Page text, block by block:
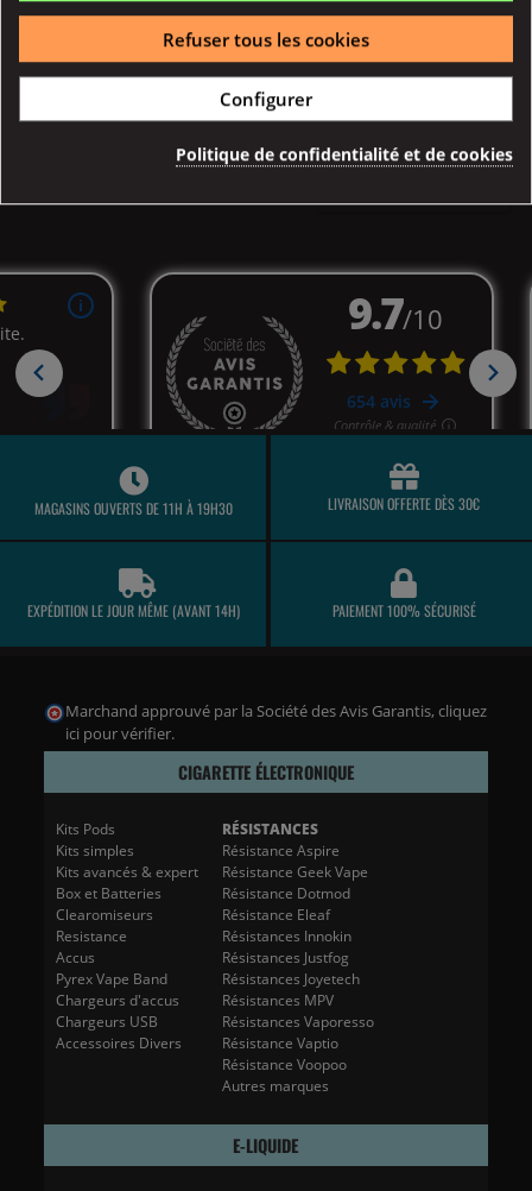
Détail
Détail
MAGASINS OUVERTS DE 11H À 19H30 LIVRAISON OFFERTE DÈS 30€
EXPÉDITION LE JOUR MÊME (AVANT 14H) PAIEMENT 100% SÉCURISÉ
Marchand approuvé par la Société des Avis Garantis, cliquez
ici pour vérifier.
CIGARETTE ÉLECTRONIQUE
Kits Pods
Kits simples
Kits avancés & expert
Box et Batteries
Clearomiseurs
Resistance
Accus
Pyrex Vape Band
Chargeurs d'accus
Chargeurs USB
Accessoires Divers
RÉSISTANCES
Résistance Aspire
Résistance Geek Vape
Résistance Dotmod
Résistance Eleaf
Résistances Innokin
Résistances Justfog
Résistances Joyetech
Résistances MPV
Résistances Vaporesso
Résistance Vaptio
Résistance Voopoo
Autres marques
E-LIQUIDE
Refuser tous les cookies
Configurer
Politique de confidentialité et de cookies